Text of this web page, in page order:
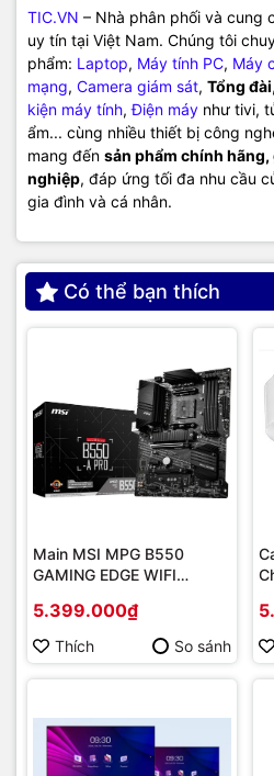
TIC.VN – Nhà phân phối và cung
uy tín tại Việt Nam. Chúng tôi
phẩm: Laptop, Máy tính PC, Máy
mạng, Camera giám sát, Tổng đài,
kiện máy tính,Điện máy như tivi,
ẩm... cùng nhiều thiết bị công
mang đến sản phẩm chính
nghiệp, đáp ứng tối đa nhu cầu
gia đình và cá nhân.
Có thể bạn thích
Main MSI MPG B550
GAMING EDGE WIFI
Socket AM4/ VGA
onboard)
5.399.000₫
Thích So sánh